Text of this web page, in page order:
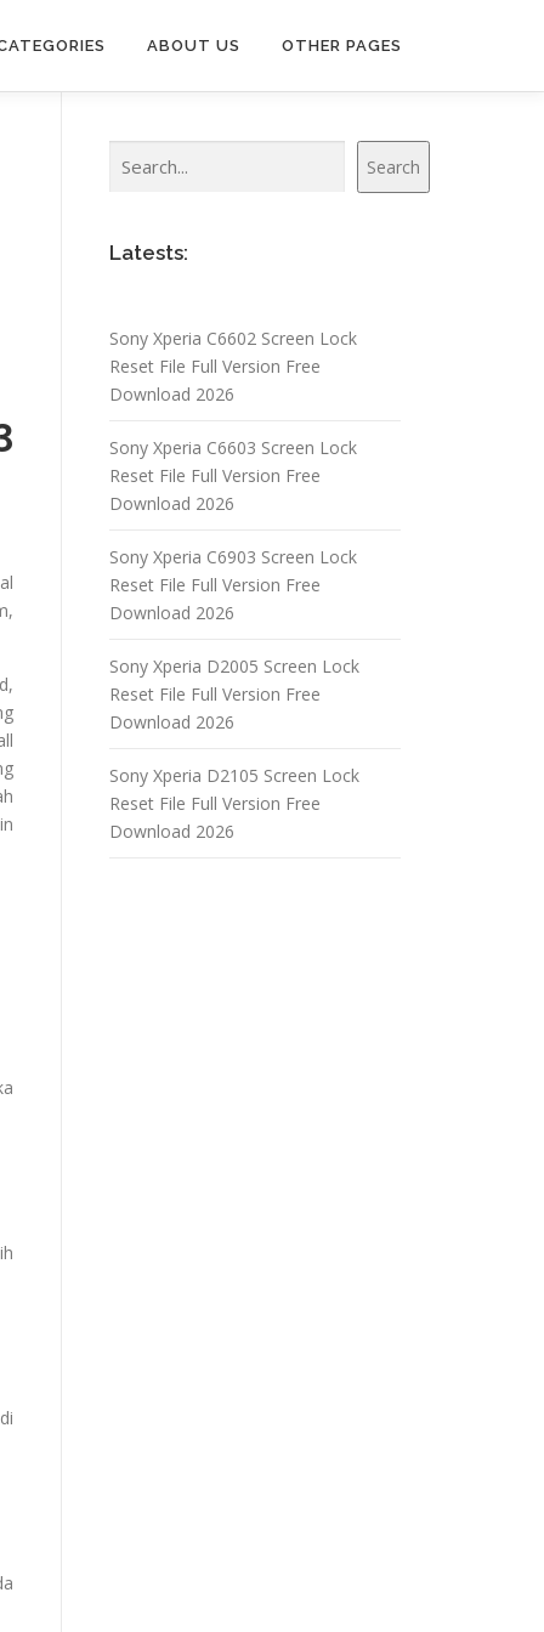
ABOUT US OTHER PAGES
Search
Latests:
Sony Xperia C6602 Screen Lock
Reset File Full Version Free
Download 2026
Sony Xperia C6603 Screen Lock
Reset File Full Version Free
Download 2026
Sony Xperia C6903 Screen Lock
Reset File Full Version Free
Download 2026
Sony Xperia D2005 Screen Lock
Reset File Full Version Free
Download 2026
Sony Xperia D2105 Screen Lock
Reset File Full Version Free
Download 2026